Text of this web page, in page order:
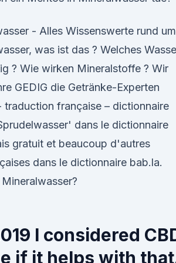
- Alles Wissenswerte rund
was ist das ? Welches
? Wie wirken Mineralstoffe ? Wir
GEDIG die Getränke-Experten
traduction française – dictionnaire
dans le dictionnaire
gratuit et beaucoup d'autres
dans le dictionnaire bab.la.
I considered
if it helps with